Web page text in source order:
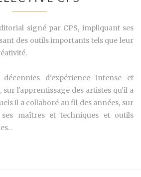
signé par CPS, impliquant ses
des outils importants tels que leur
d'expérience intense et
sur l'apprentissage des artistes qu'il a
il a collaboré au fil des années, sur
maîtres et techniques et outils
.